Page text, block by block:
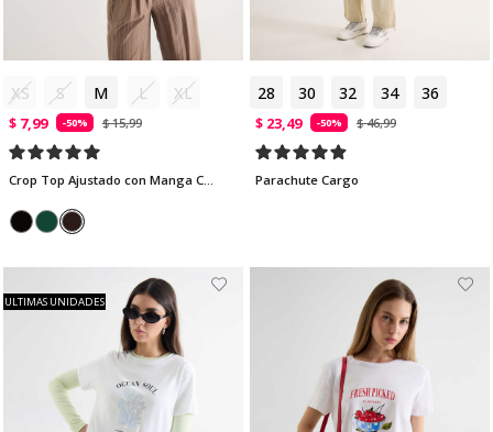
XS S M L XL
$ 7,99 -50% $ 15,99
Crop Top Ajustado con Manga Corta
28 30 32 34 36
$ 23,49 -50% $ 46,99
Parachute Cargo
ULTIMAS UNIDADES